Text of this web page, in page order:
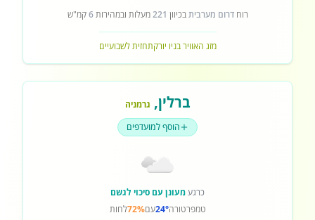
רוחדרום מערביתבכיוון 221מעלות ובמהירות6קמ"ש
מזג האוויר בניו יורקתחזית לשבועיים
ברלין, גרמניה
הוסף למועדפים
כרגעמעונן עם סיכוי לגשם
טמפרטורה24°עם72%לחות